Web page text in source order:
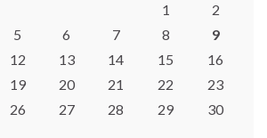
1
2
5 6 7 8
9
12 13 14 15
16
19 20 21 22
23
26 27 28 29
30